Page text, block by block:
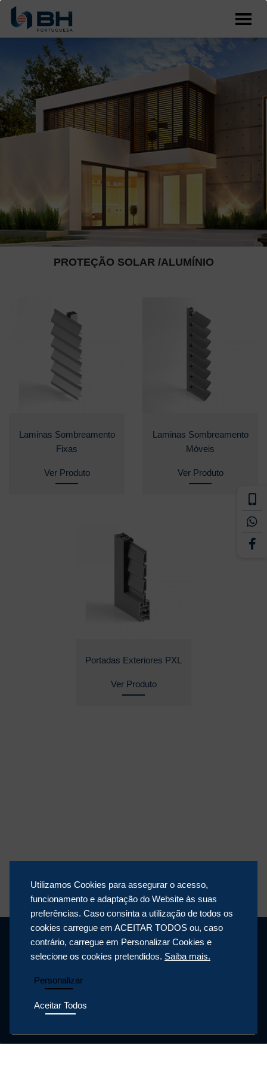
PROTEÇÃO SOLAR /ALUMÍNIO
Laminas Sombreamento
Fixas
Ver Produto
Laminas Sombreamento
Móveis
Ver Produto
Portadas Exteriores PXL
Ver Produto
Utilizamos Cookies para assegurar o acesso,
funcionamento e adaptação do Website às suas
preferências. Caso consinta a utilização de todos os
cookies carregue em ACEITAR TODOS ou, caso
contrário, carregue em Personalizar Cookies e
selecione os cookies pretendidos. Saiba mais.
Personalizar
Aceitar Todos